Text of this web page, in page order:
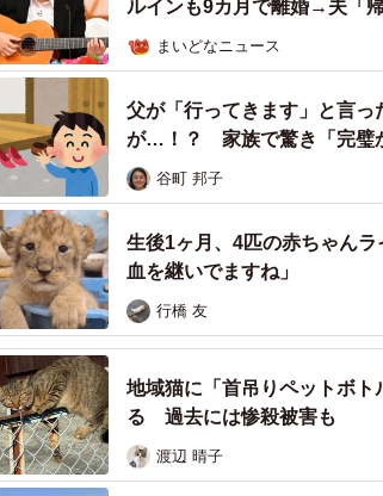
道中安全ステッカー」（１枚５００円）。デザイン
授与品だ（
ろから見ると、オス猫ならではの「たま
たり、自分のバイクを隣に並べて写真を
ルインも9カ月で離婚→夫「
まいどなニュース
父が「行ってきます」と言
が…！？ 家族で驚き「完璧
谷町 邦子
生後1ヶ月、4匹の赤ちゃん
血を継いでますね」
行橋 友
地域猫に「首吊りペットボ
る 過去には惨殺被害も
渡辺 晴子